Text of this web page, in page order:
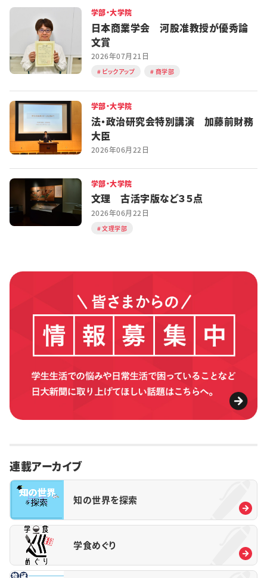
学部・大学院
日本商業学会 河股准教授が優秀論
文賞
2026年07月21日
ピックアップ 商学部
学部・大学院
法・政治研究会特別講演 加藤前財務
大臣
2026年06月22日
学部・大学院
文理 古活字版など３５点
2026年06月22日
文理学部
連載アーカイブ
知の世界を探索
学食めぐり